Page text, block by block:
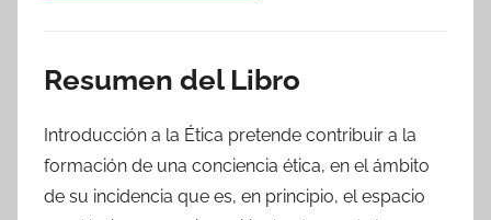
Resumen del Libro
Introducción a la Ética pretende contribuir a la
formación de una conciencia ética, en el ámbito
de su incidencia que es, en principio, el espacio